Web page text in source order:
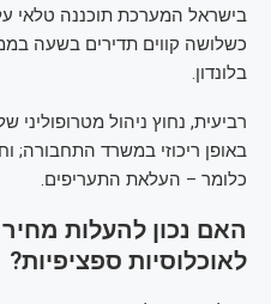
בישראל המערכת תוכננה טלאי
בלונדון.
רביעית, נחוץ ניהול
באופן ריכוזי במשרד התחבורה;
כלומר – העלאת התעריפים.
האם נכון להעלות
לאוכלוסיות ספציפיות?